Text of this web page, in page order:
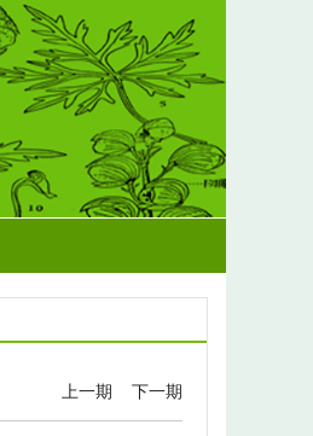
上一期 下一期